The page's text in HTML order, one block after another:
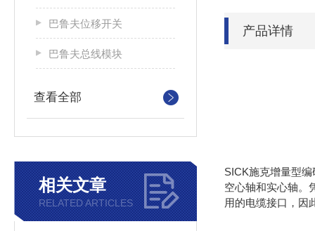
巴鲁夫位移开关
巴鲁夫总线模块
查看全部
相关文章
RELATED ARTICLES
产品详情
SICK施克增量型
空心轴和实心轴。
用的电缆接口，因